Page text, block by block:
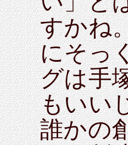
すかね
にそっ
グは手
もいい
誰かの